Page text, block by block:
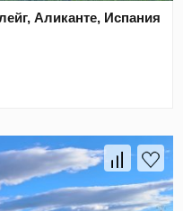
Аликанте, Испания